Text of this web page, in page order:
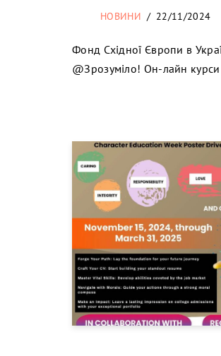
НОВИНИ 22/11/2024
Фонд Східної Європи в
@Зрозуміло! Он-лайн курси